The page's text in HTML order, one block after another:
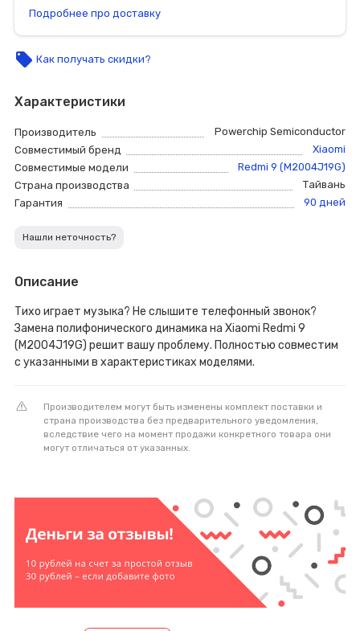
Подробнее про доставку
local_offer Как получать скидки?
Характеристики
Производитель
Powerchip Semiconductor
Совместимый бренд
Xiaomi
Совместимые модели
Redmi 9 (M2004J19G)
Страна производства
Тайвань
Гарантия
90 дней
Нашли неточность?
Описание
Тихо играет музыка? Не слышите телефонный звонок?
Замена полифонического динамика на Xiaomi Redmi 9
(M2004J19G) решит вашу проблему. Полностью совместим
с указанными в характеристиках моделями.
Производителем могут быть изменены комплект поставки и
страна производства без предварительного уведомления,
вследствие чего на момент продажи конкретного товара они
могут отличаться от указанных.